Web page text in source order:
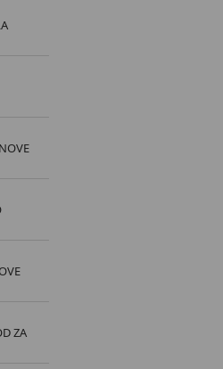
ZA